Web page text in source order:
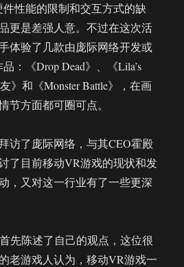
性能的限制和交互方式的缺
更是差强人意。不过在这次活
体验了几款由庞际网络开发或
：《Drop Dead》、《Lila’s
》和《Monster Battle》，在画
节方面都可圈可点。
访了庞际网络，与其CEO霍殿
了目前移动VR游戏的现状和发
，又对这一行业有了一些更深
先陈述了自己的观点，这位很
老游戏人认为，移动VR游戏一